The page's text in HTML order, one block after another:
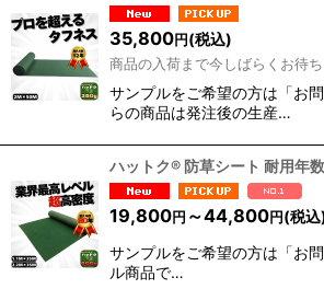
35,800円 (税込)
商品の入荷まで今しばらくお待
サンプルをご希望の方は「お
らの商品は発注後の生産…
ハットク® 防草シート 耐用
19,800円 ～44,800円(税込
サンプルをご希望の方は「お
ル商品で…